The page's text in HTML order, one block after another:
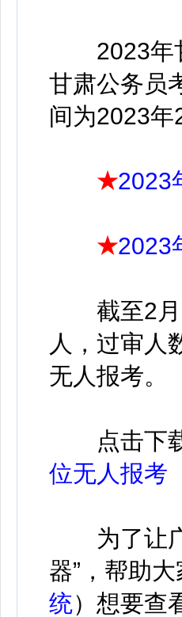
2023年甘
甘肃公务员
间为2023年
★2023
★2023
截至2月6
人，过审人
无人报考。
点击下
位无人报考
为了让
器”，帮助
统）想要查